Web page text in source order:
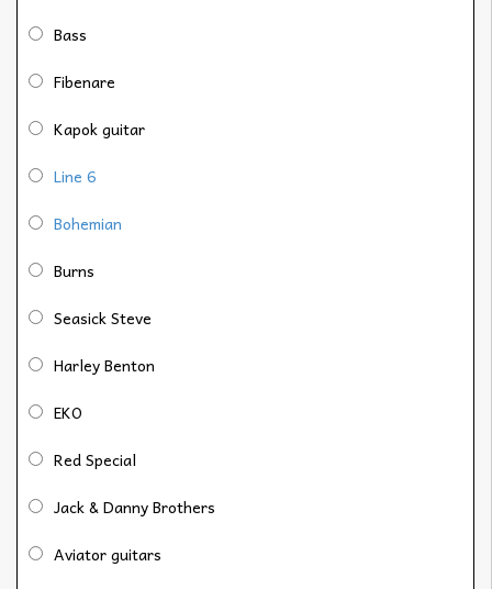
Bass
Fibenare
Kapok guitar
Line 6
Bohemian
Burns
Seasick Steve
Harley Benton
EKO
Red Special
Jack & Danny Brothers
Aviator guitars